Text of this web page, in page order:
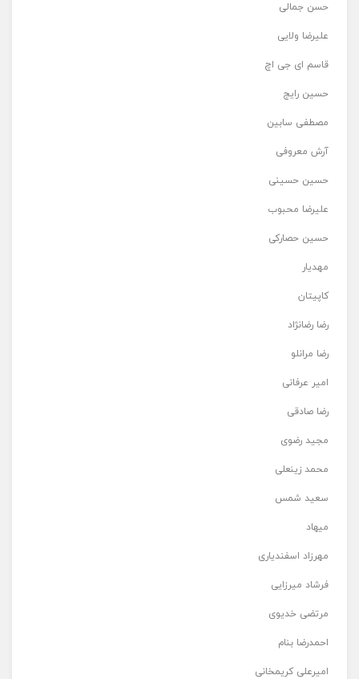
حسن جمالی
علیرضا ولایی
قاسم ای جی اچ
حسین رایج
مصطفی سابین
آرش معروفی
حسین حسینی
علیرضا محبوب
حسین حصارکی
مهدیار
کاپیتان
رضا رضانژاد
رضا مرانلو
امیر عرفانی
رضا صادقی
مجید رضوی
محمد زینعلی
سعید شمس
میهاد
مهرزاد اسفندیاری
فرشاد میرزایی
مرتضی خدیوی
احمدرضا بنام
امیرعلی کریمخانی